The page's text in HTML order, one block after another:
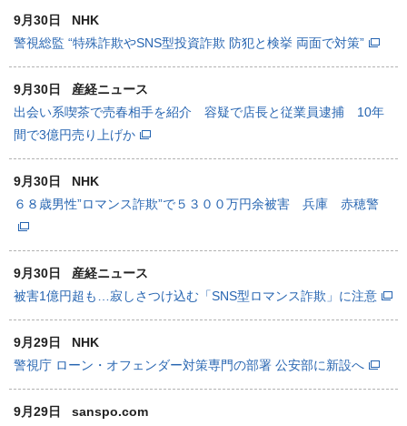
9月30日
NHK
警視総監 “特殊詐欺やSNS型投資詐欺 防犯と検挙 両面で対策”
9月30日
産経ニュース
出会い系喫茶で売春相手を紹介 容疑で店長と従業員逮捕 10年
間で3億円売り上げか
9月30日
NHK
６８歳男性”ロマンス詐欺”で５３００万円余被害 兵庫 赤穂警
9月30日
産経ニュース
被害1億円超も…寂しさつけ込む「SNS型ロマンス詐欺」に注意
9月29日
NHK
警視庁 ローン・オフェンダー対策専門の部署 公安部に新設へ
9月29日
sanspo.com